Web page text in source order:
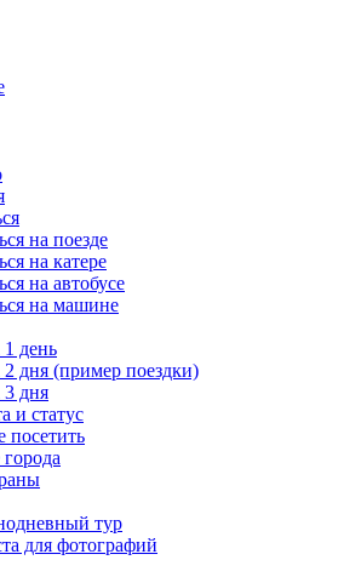
на поезде
на катере
на автобусе
на машине
1 день
2 дня (пример поездки)
3 дня
и статус
посетить
тур
для фотографий